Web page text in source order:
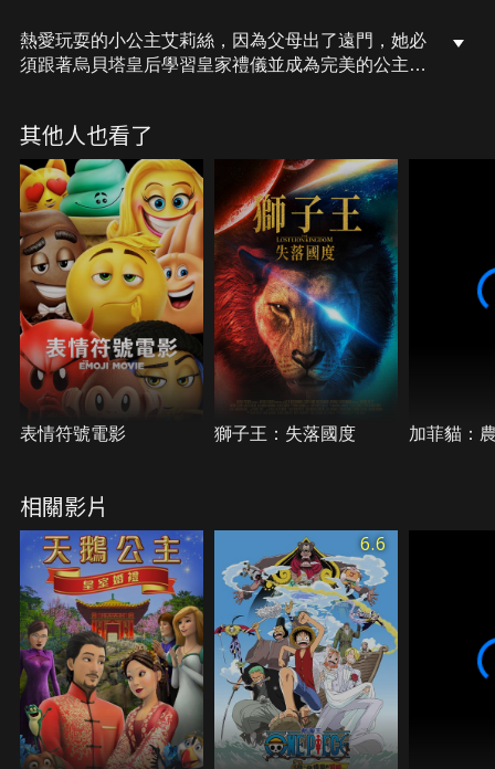
熱愛玩耍的小公主艾莉絲，因為父母出了遠門，她必
須跟著烏貝塔皇后學習皇家禮儀並成為完美的公主。
起出航，踏上了充滿神奇有趣又危機四伏的旅程。但
在一場船難中，這支勇敢的隊伍，漂流到了一個蠻
荒、神秘的島嶼。他們遇到了獨自居住在島上的小男
孩-盧卡斯，這一群只能互相依靠的夥伴們，必須團
結合作來抵抗兇猛飢餓野獸並且逃離這座孤島。
其他人也看了
表情符號電影 獅子王：失落國度 加菲貓：
相關影片
6.6